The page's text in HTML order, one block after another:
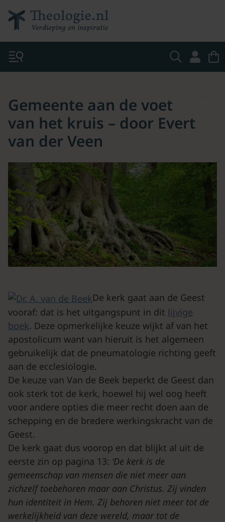
Gemeente aan de voet
van het kruis – door Evert
van der Veen
De kerk gaat aan de Geest
vooraf: dat is het uitgangspunt in dit lijvige
boek. Deze opmerkelijke keuze wijkt af van het
apostolicum want van hieruit is het algemeen
gebruikelijk dat de pneumatologie richting geeft
aan de ecclesiologie.
De keuze van Van de Beek beperkt de Geest dan
ook sterk tot de kerk, hoewel hij wel oog heeft
voor andere opties die meer recht doen aan de
schepping en de bredere werkingskracht van de
Geest.
De kerk gaat dus voorop en dat blijkt al uit de
eerste zin op pagina 13: ‘De kerk is de
gemeenschap van mensen die niet meer aan
zichzelf toebehoren maar aan Christus. Zij vinden
hun identiteit in Hem. Zij behoren niet meer tot de
werkelijkheid van deze wereld, maar tot de